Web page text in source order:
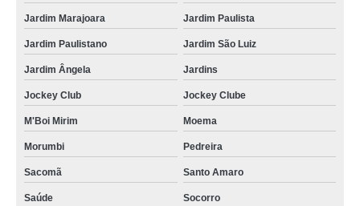
Jardim Marajoara Jardim Paulista
Jardim Paulistano Jardim São Luiz
Jardim Ângela Jardins
Jockey Club Jockey Clube
M'Boi Mirim Moema
Morumbi Pedreira
Sacomã Santo Amaro
Saúde Socorro